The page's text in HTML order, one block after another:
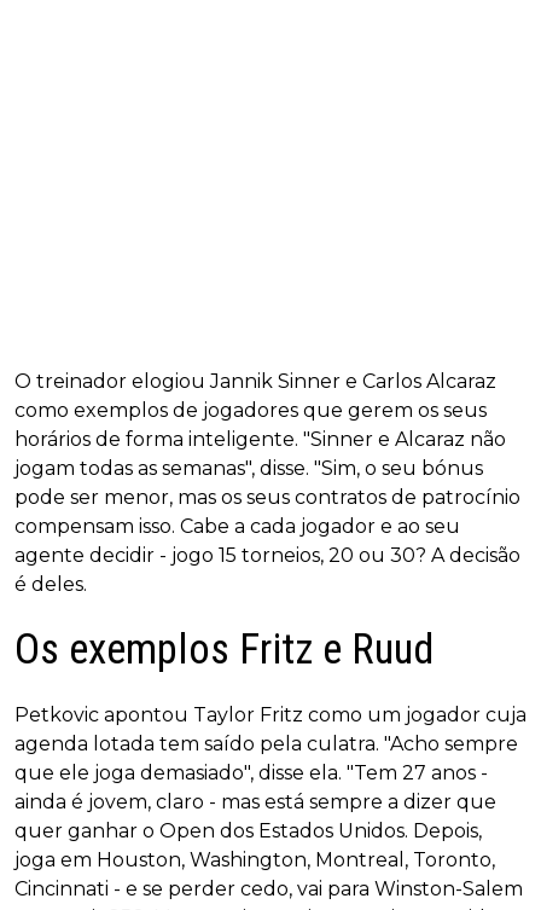
O treinador elogiou Jannik Sinner e Carlos Alcaraz
como exemplos de jogadores que gerem os seus
horários de forma inteligente. "Sinner e Alcaraz não
jogam todas as semanas", disse. "Sim, o seu bónus
pode ser menor, mas os seus contratos de patrocínio
compensam isso. Cabe a cada jogador e ao seu
agente decidir - jogo 15 torneios, 20 ou 30? A decisão
é deles.
Os exemplos Fritz e Ruud
Petkovic apontou Taylor Fritz como um jogador cuja
agenda lotada tem saído pela culatra. "Acho sempre
que ele joga demasiado", disse ela. "Tem 27 anos -
ainda é jovem, claro - mas está sempre a dizer que
quer ganhar o Open dos Estados Unidos. Depois,
joga em Houston, Washington, Montreal, Toronto,
Cincinnati - e se perder cedo, vai para Winston-Salem